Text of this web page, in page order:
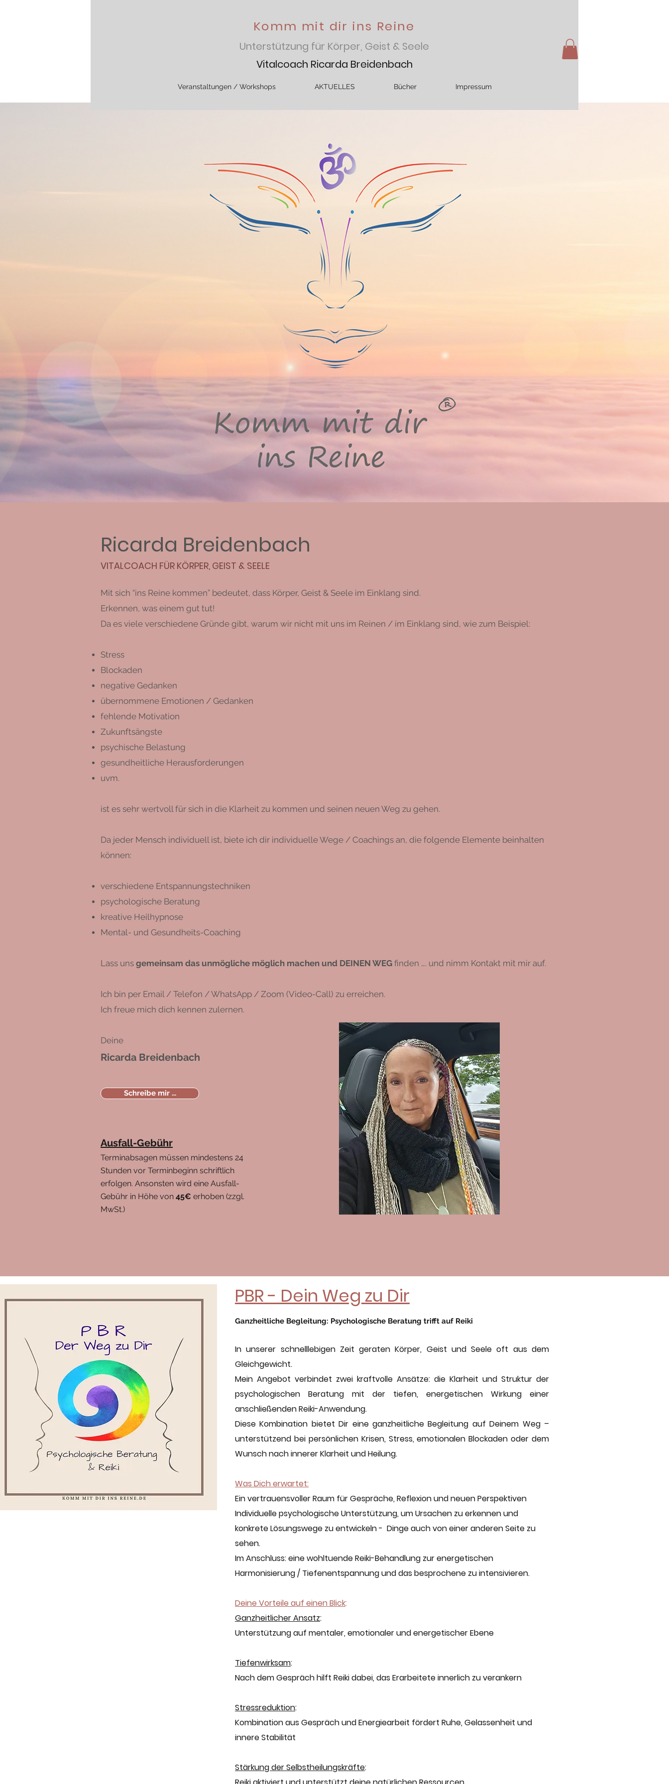
Komm mit dir ins Reine
Unterstützung für Körper, Geist & Seele
Vitalcoach Ricarda Breidenbach
Veranstaltungen / Workshops AKTUELLES Bücher Impressum
Ricarda Breidenbach
VITALCOACH FÜR KÖRPER, GEIST & SEELE
Mit sich “ins Reine kommen” bedeutet, dass Körper, Geist & Seele im Einklang sind.
Erkennen, was einem gut tut!
Da es viele verschiedene Gründe gibt, warum wir nicht mit uns im Reinen / im Einklang sind, wie zum Beispiel:
Stress
Blockaden
negative Gedanken
übernommene Emotionen / Gedanken
fehlende Motivation
Zukunftsängste
psychische Belastung
gesundheitliche Herausforderungen
uvm.
ist es sehr wertvoll für sich in die Klarheit zu kommen und seinen neuen Weg zu gehen.
Da jeder Mensch individuell ist, biete ich dir individuelle Wege / Coachings an, die folgende Elemente beinhalten
können:
verschiedene Entspannungstechniken
psychologische Beratung
kreative Heilhypnose
Mental- und Gesundheits-Coaching
Lass uns gemeinsam das unmögliche möglich machen und DEINEN WEG finden …. und nimm Kontakt mit mir auf.
Ich bin per Email / Telefon / WhatsApp / Zoom (Video-Call) zu erreichen.
Ich freue mich dich kennen zulernen.
Deine
Ricarda Breidenbach
Schreibe mir ...
Ausfall-Gebühr
Terminabsagen müssen mindestens 24
Stunden vor Terminbeginn schriftlich
erfolgen. Ansonsten wird eine Ausfall-
Gebühr in Höhe von 45€ erhoben (zzgl.
MwSt.)
PBR - Dein Weg zu Dir
Ganzheitliche Begleitung: Psychologische Beratung trifft auf Reiki
In unserer schnelllebigen Zeit geraten Körper, Geist und Seele oft aus dem
Gleichgewicht.
Mein Angebot verbindet zwei kraftvolle Ansätze: die Klarheit und Struktur der
psychologischen Beratung mit der tiefen, energetischen Wirkung einer
anschließenden Reiki-Anwendung.
Diese Kombination bietet Dir eine ganzheitliche Begleitung auf Deinem Weg –
unterstützend bei persönlichen Krisen, Stress, emotionalen Blockaden oder dem
Wunsch nach innerer Klarheit und Heilung.
Was Dich erwartet:
Ein vertrauensvoller Raum für Gespräche, Reflexion und neuen Perspektiven
Individuelle psychologische Unterstützung, um Ursachen zu erkennen und
konkrete Lösungswege zu entwickeln - Dinge auch von einer anderen Seite zu
sehen.
Im Anschluss: eine wohltuende Reiki-Behandlung zur energetischen
Harmonisierung / Tiefenentspannung und das besprochene zu intensivieren.
Deine Vorteile auf einen Blick:
Ganzheitlicher Ansatz:
Unterstützung auf mentaler, emotionaler und energetischer Ebene
Tiefenwirksam:
Nach dem Gespräch hilft Reiki dabei, das Erarbeitete innerlich zu verankern
Stressreduktion:
Kombination aus Gespräch und Energiearbeit fördert Ruhe, Gelassenheit und
innere Stabilität
Stärkung der Selbstheilungskräfte: